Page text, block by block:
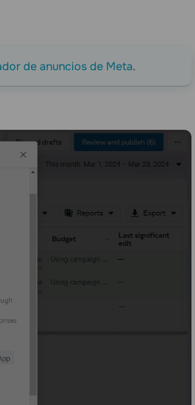
de anuncios de Meta.